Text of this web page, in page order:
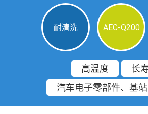
耐清洗 AEC-Q200
高温度
长
汽车电子零部件、基